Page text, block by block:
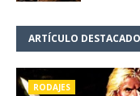
ARTÍCULO DESTACADO
RODAJES